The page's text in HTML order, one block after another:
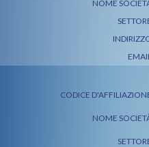
NOME
EMAIL
CODICE
NOME